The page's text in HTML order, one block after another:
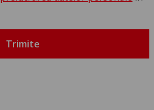
Trimite